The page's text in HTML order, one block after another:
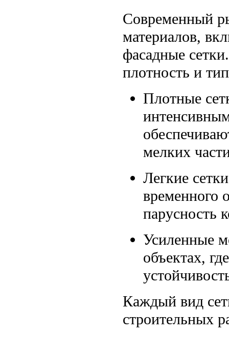
Современный
материалов,
фасадные
плотность и
Плотные
мелких
Легкие
временного
парусность
Усиленные
объектах,
Каждый вид
строительных